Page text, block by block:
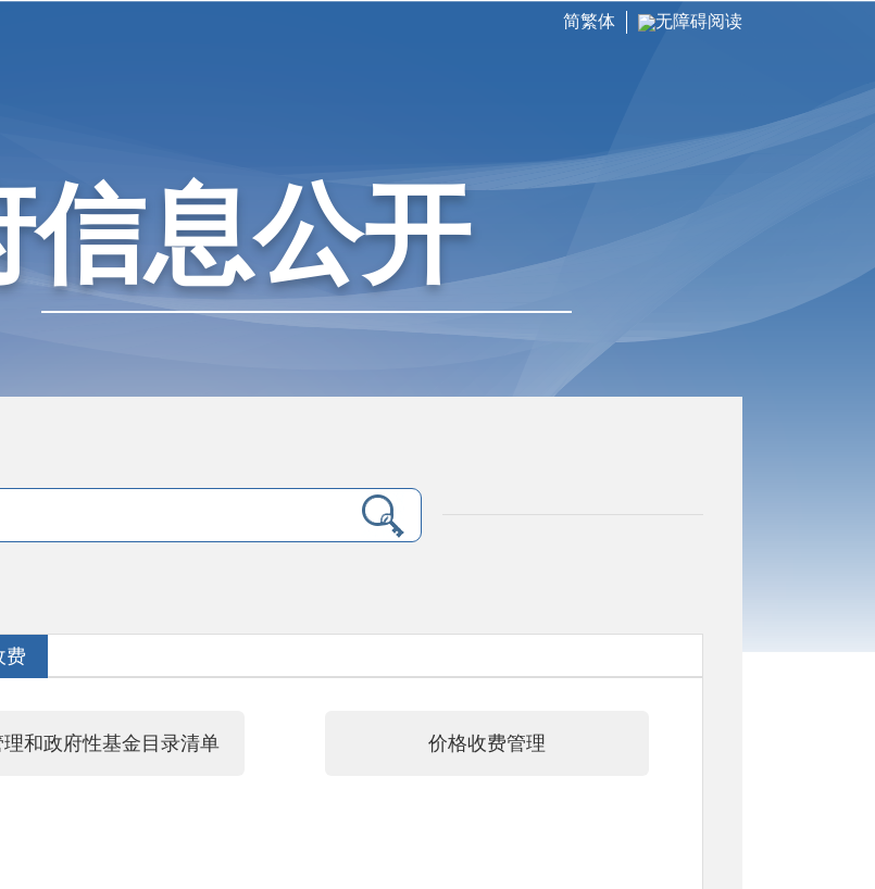
简繁体 无障碍阅读
信息公开
费
理和政府性基金目录清单 价格收费管理